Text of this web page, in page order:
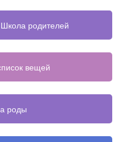
родителей
вещей
роды